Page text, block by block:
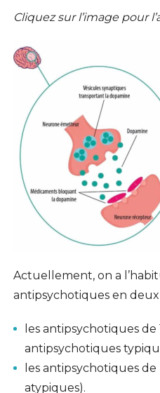
Cliquez sur l’image pour
Actuellement, on a
antipsychotiques en deux
les antipsychotiques de
antipsychotiques
les antipsychotiques
atypiques).